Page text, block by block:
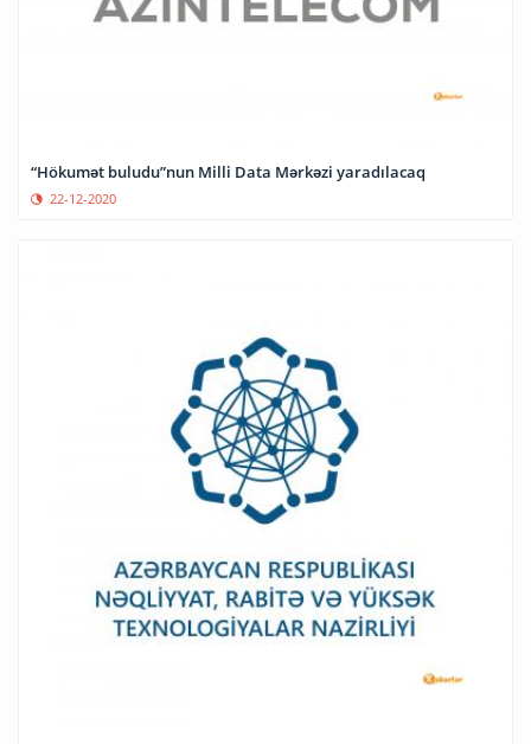
“Hökumət buludu”nun Milli Data Mərkəzi yaradılacaq
22-12-2020